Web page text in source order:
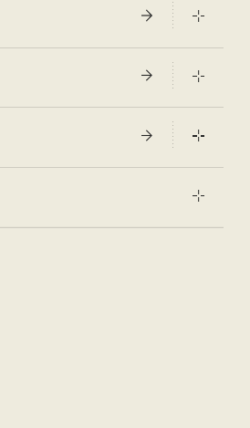
賢くおしゃれなインテリア
ーフのアイテム
ションニュース
らすように心地いいリンネル旅ガイ
の店この店、喫茶訪問日記
キャンプ通信
ようなゆるり旅
い一週間占い
タロット